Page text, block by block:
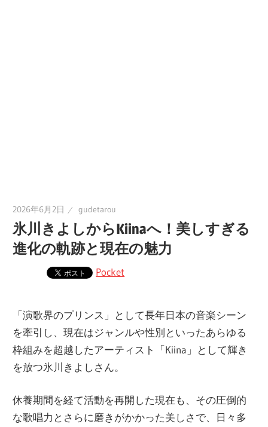
2026年6月2日 gudetarou
氷川きよしからKiinaへ！美しすぎる
進化の軌跡と現在の魅力
Pocket
「演歌界のプリンス」として長年日本の音楽シーン
を牽引し、現在はジャンルや性別といったあらゆる
枠組みを超越したアーティスト「Kiina」として輝き
を放つ氷川きよしさん。
休養期間を経て活動を再開した現在も、その圧倒的
な歌唱力とさらに磨きがかかった美しさで、日々多